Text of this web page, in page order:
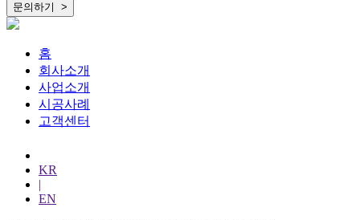
홈
회사소개
사업소개
시공사례
고객센터
KR
|
EN